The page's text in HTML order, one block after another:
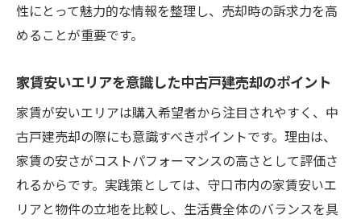
性にとって魅力的な情報を整理し、売却時の訴求力を高
めることが重要です。
家賃安いエリアを意識した中古戸建売却のポイント
家賃が安いエリアは購入希望者から注目されやすく、中
古戸建売却の際にも意識すべきポイントです。理由は、
家賃の安さがコストパフォーマンスの高さとして評価さ
れるからです。実践策としては、守口市内の家賃安いエ
リアと物件の立地を比較し、生活費全体のバランスを具